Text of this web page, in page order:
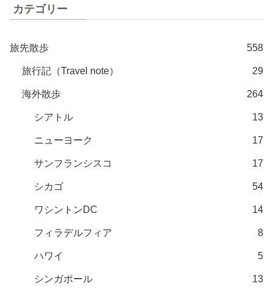
カテゴリー
旅先散歩 558
旅行記（Travel note） 29
海外散歩 264
シアトル 13
ニューヨーク 17
サンフランシスコ 17
シカゴ 54
ワシントンDC 14
フィラデルフィア 8
ハワイ 5
シンガポール 13